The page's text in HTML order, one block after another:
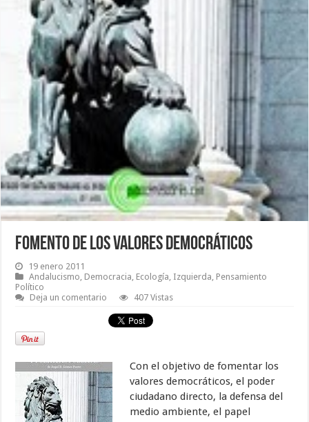
Fomento de los valores democráticos
19 enero 2011
Andalucismo Democracia Ecología Izquierda Pensamiento
Político
Deja un comentario
407 Vistas
Con el objetivo de fomentar los
valores democráticos, el poder
ciudadano directo, la defensa del
medio ambiente, el papel